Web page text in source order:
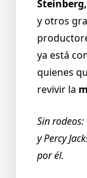
y otros
ya está
quienes
revivir la
Sin
y Percy
por él.